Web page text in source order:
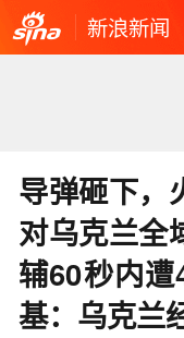
新浪新闻
导弹砸下，
对乌克兰全
辅60秒内
基：乌克兰